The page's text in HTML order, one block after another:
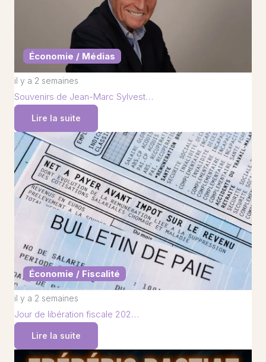
Économie / Médias
il y a 2 semaines
Souvenirs de Jean-Marc Sylvest…
Lire la suite
Économie / Fiscalité
il y a 2 semaines
Jour de libération fiscale 202…
Lire la suite